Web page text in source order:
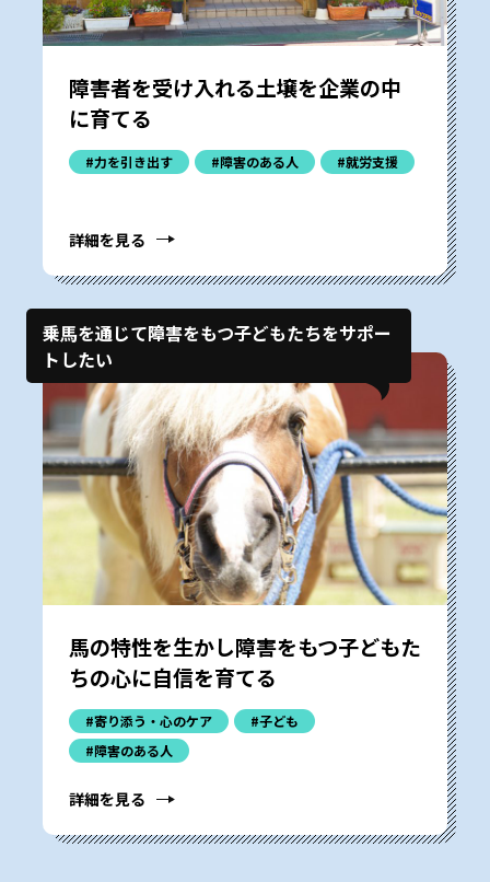
障害者を受け入れる土壌を企業の中
に育てる
#力を引き出す #障害のある人 #就労支援
詳細を見る
乗馬を通じて障害をもつ子どもたちをサポー
トしたい
馬の特性を生かし障害をもつ子どもた
ちの心に自信を育てる
#寄り添う・心のケア
#子ども
#障害のある人
詳細を見る